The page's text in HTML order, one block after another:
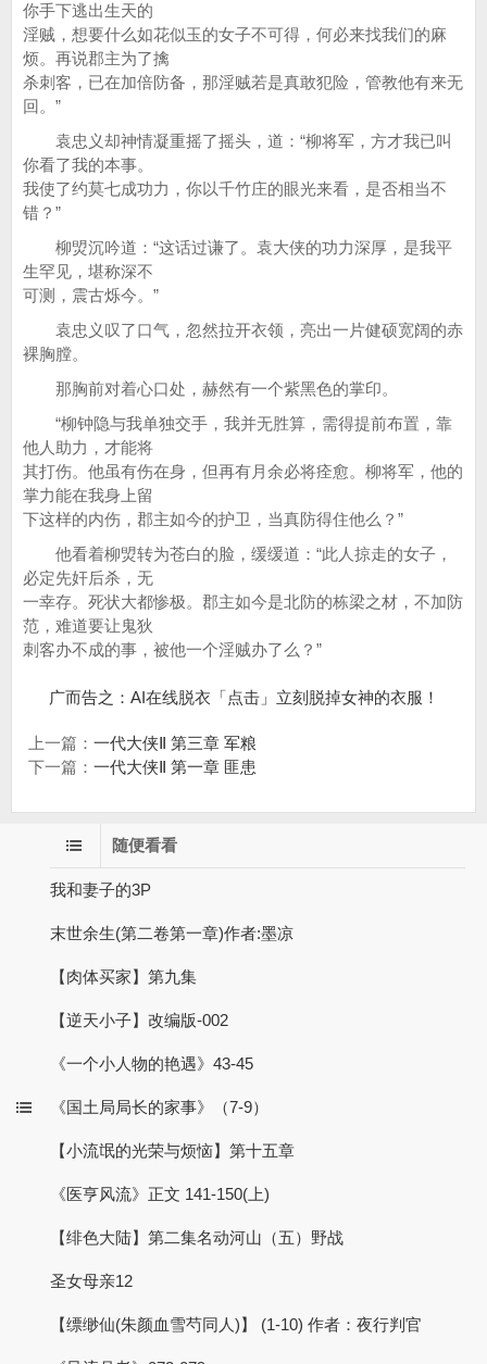
你手下逃出生天的
淫贼，想要什么如花似玉的女子不可得，何必来找我们的麻
烦。再说郡主为了擒
杀刺客，已在加倍防备，那淫贼若是真敢犯险，管教他有来无
回。”
袁忠义却神情凝重摇了摇头，道：“柳将军，方才我已叫
你看了我的本事。
我使了约莫七成功力，你以千竹庄的眼光来看，是否相当不
错？”
柳焽沉吟道：“这话过谦了。袁大侠的功力深厚，是我平
生罕见，堪称深不
可测，震古烁今。”
袁忠义叹了口气，忽然拉开衣领，亮出一片健硕宽阔的赤
裸胸膛。
那胸前对着心口处，赫然有一个紫黑色的掌印。
“柳钟隐与我单独交手，我并无胜算，需得提前布置，靠
他人助力，才能将
其打伤。他虽有伤在身，但再有月余必将痊愈。柳将军，他的
掌力能在我身上留
下这样的内伤，郡主如今的护卫，当真防得住他么？”
他看着柳焽转为苍白的脸，缓缓道：“此人掠走的女子，
必定先奸后杀，无
一幸存。死状大都惨极。郡主如今是北防的栋梁之材，不加防
范，难道要让鬼狄
刺客办不成的事，被他一个淫贼办了么？”
广而告之：AI在线脱衣「点击」立刻脱掉女神的衣服！
上一篇： 一代大侠Ⅱ 第三章 军粮
下一篇： 一代大侠Ⅱ 第一章 匪患
随便看看
我和妻子的3P
末世余生(第二卷第一章)作者:墨凉
【肉体买家】第九集
【逆天小子】改编版-002
《一个小人物的艳遇》43-45
《国土局局长的家事》（7-9）
【小流氓的光荣与烦恼】第十五章
《医亨风流》正文 141-150(上)
【绯色大陆】第二集名动河山（五）野战
圣女母亲12
【缥缈仙(朱颜血雪芍同人)】 (1-10) 作者：夜行判官